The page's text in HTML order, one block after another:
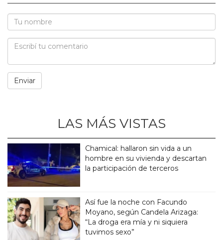
LAS MÁS VISTAS
Chamical: hallaron sin vida a un
hombre en su vivienda y descartan
la participación de terceros
Así fue la noche con Facundo
Moyano, según Candela Arizaga:
“La droga era mía y ni siquiera
tuvimos sexo”